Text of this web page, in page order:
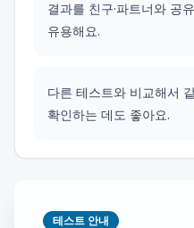
결과를 친구·파트너와 공
유용해요.
다른 테스트와 비교해서
확인하는 데도 좋아요.
테스트 안내